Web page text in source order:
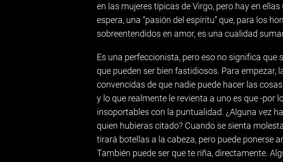
en las mujeres típicas de Virgo, pero hay en
espera, una “pasión del espíritu” que, para los
sobreentendidos en amor, es una cualidad
Es una perfeccionista, pero eso no significa que
que pueden ser bien fastidiosos. Para empezar,
convencidas de que nadie puede hacer las
y lo que realmente le revienta a uno es que -por
insoportables con la puntualidad. ¿Alguna vez
quien hubieras citado? Cuando se sienta
tirará botellas a la cabeza, pero puede ponerse
También puede ser que te riña, directamente.